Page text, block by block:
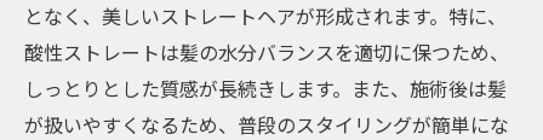
となく、美しいストレートヘアが形成されます。特に、
酸性ストレートは髪の水分バランスを適切に保つため、
しっとりとした質感が長続きします。また、施術後は髪
が扱いやすくなるため、普段のスタイリングが簡単にな